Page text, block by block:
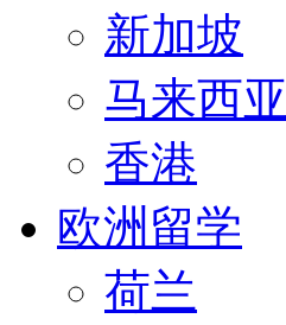
新加坡
马来西亚
香港
欧洲留学
荷兰